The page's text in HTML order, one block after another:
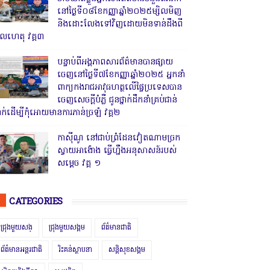
នៅថ្ងៃទី០៨ខែកញ្ញាឆ្នាំ២០២៥ម្សិលមិញ
និងដោះលែងទៅវិញដោយមិនទាន់ដឹងពី
ហេតុ វគ្គ៣
បន្ទាប់ពីអង្គភាពសារព័ត៌មានបានផ្សាយ
ចេញនៅថ្ងៃទី៧ខែកញ្ញាឆ្នាំ២០២៥ អ្នកនាំ
ពាក្យកងរាជអាវុធហត្ថលើផ្ទៃប្រទេសបាន
ចេញសេចក្តីបំភ្លឺ ជូនថ្នាក់ដឹកនាំគ្រប់ជាន់
ាក់ដើម្បីកុំអោយមានការភាន់ច្រឡំ វគ្គ២
កាសុីណូ នៅជាប់ព្រំដែនវៀតណាមច្រក
ស្វាយអាង៉ោង ធ្វើហ្នឹងអនុសាសន៍របស់
សម្ដេច វគ្គ ១
CATEGORIES
ជ្រុងមួយសង្ ជ្រុងមួយសង្គម ព័ត៌មានជាតិ
ព័ត៌មានអន្តរជាតិ រិះគន់ស្ថាបនា សន្តិសុខសង្គម